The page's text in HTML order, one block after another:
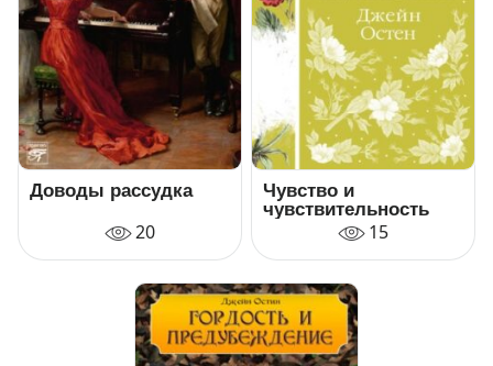
Доводы рассудка
20
Чувство и
чувствительность
15